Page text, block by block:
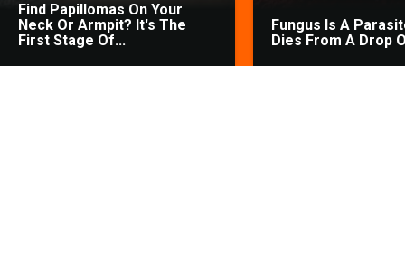
Find Papillomas On Your
Neck Or Armpit? It's The
First Stage Of...
Fungus Is A
Dies From A Drop